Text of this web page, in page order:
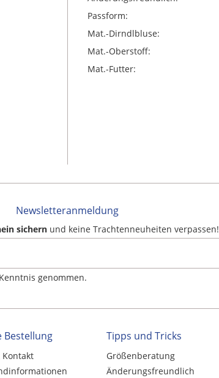
Passform:
Mat.-Dirndlbluse:
Mat.-Oberstoff:
Mat.-Futter:
Newsletteranmeldung
sichern und keine Trachtenneuheiten verpassen!
genommen.
Bestellung
Kontakt
Tipps und Tricks
Größenberatung
Änderungsfreundlich